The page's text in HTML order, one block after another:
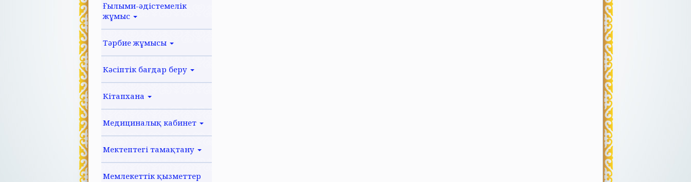
Ғылыми-әдістемелік
жұмыс
Тәрбие жұмысы
Кәсіптік бағдар беру
Кітапхана
Медициналық кабинет
Мектептегі тамақтану
Мемлекеттік қызметтер